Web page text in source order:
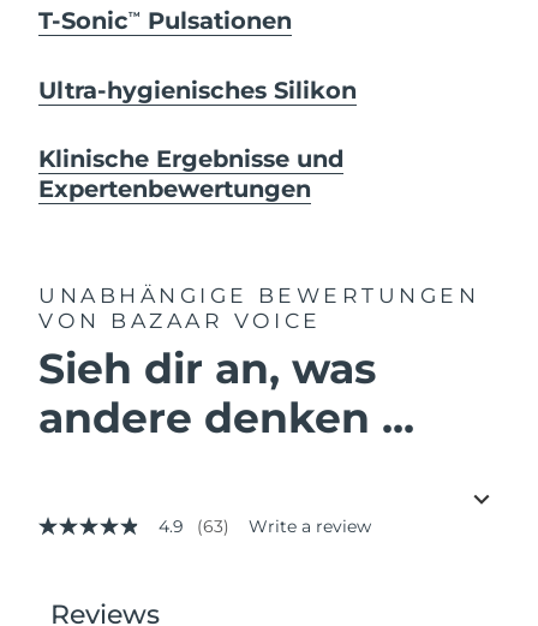
T-SonicTM Pulsationen
Ultra-hygienisches Silikon
Klinische Ergebnisse und
Expertenbewertungen
UNABHÄNGIGE BEWERTUNGEN
VON BAZAAR VOICE
Sieh dir an, was
andere denken ...
4.9
stars,
4.9 (63) Write a review